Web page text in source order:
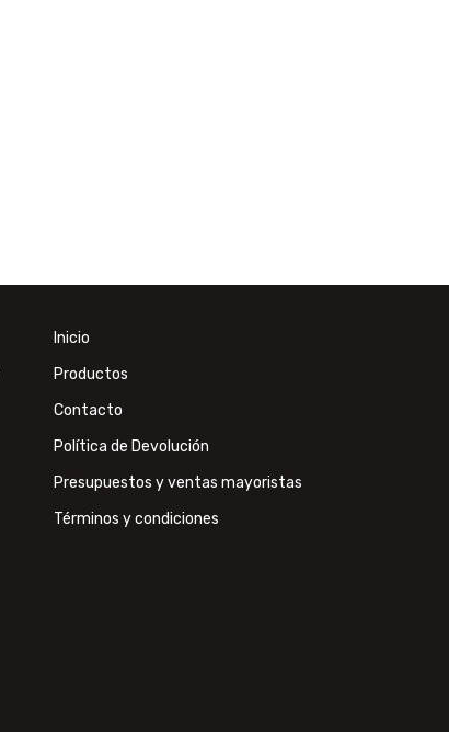
Inicio
Productos
Contacto
Política de Devolución
Presupuestos y ventas mayoristas
Términos y condiciones